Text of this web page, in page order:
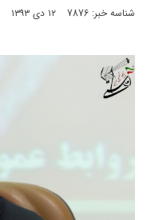
شناسه خبر: 7876 ۱۲ دی ۱۳۹۳